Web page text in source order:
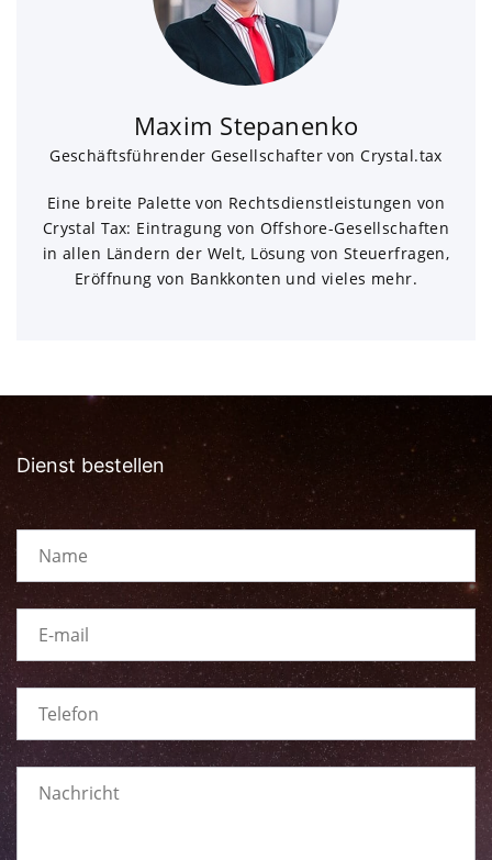
Maxim Stepanenko
Geschäftsführender Gesellschafter von Crystal.tax
Eine breite Palette von Rechtsdienstleistungen von
Crystal Tax: Eintragung von Offshore-Gesellschaften
in allen Ländern der Welt, Lösung von Steuerfragen,
Eröffnung von Bankkonten und vieles mehr.
Dienst bestellen